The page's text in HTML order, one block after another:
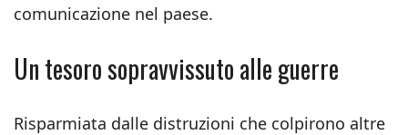
comunicazione nel paese.
Un tesoro sopravvissuto alle guerre
Risparmiata dalle distruzioni che colpirono altre